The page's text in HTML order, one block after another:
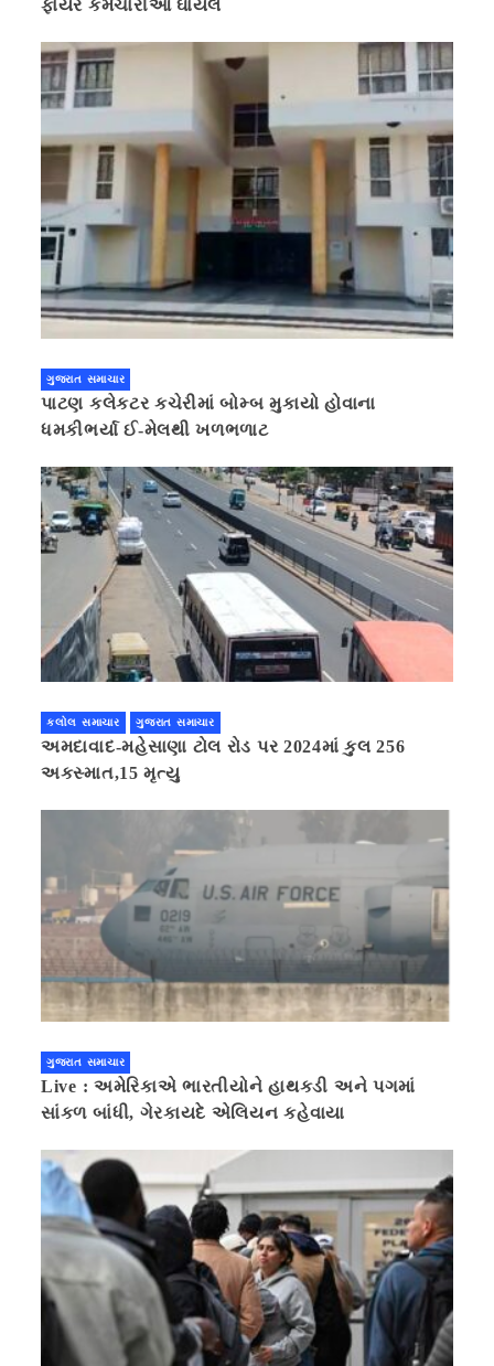
ફાયર કર્મચારીઓ ઘાયલ
ગુજરાત સમાચાર
પાટણ કલેકટર કચેરીમાં બોમ્બ મુકાયો હોવાના
ધમકીભર્યા ઈ-મેલથી ખળભળાટ
કલોલ સમાચાર ગુજરાત સમાચાર
અમદાવાદ-મહેસાણા ટોલ રોડ પર 2024માં કુલ 256
અકસ્માત,15 મૃત્યુ
ગુજરાત સમાચાર
Live : અમેરિકાએ ભારતીયોને હાથકડી અને પગમાં
સાંકળ બાંધી, ગેરકાયદે એલિયન કહેવાયા